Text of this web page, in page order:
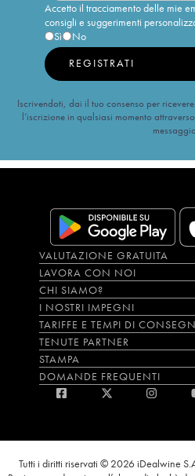
Accetto il tracciamento delle mie
consigli e suggerimenti
Sì
No
REGISTRATI
Iscrivendoti, dai il tuo consenso per
l’iscrizione in qualsiasi momento
VALUTAZIONE GRATUITA
LAVORA CON NOI
CHI SIAMO?
I NOSTRI IMPEGNI
TARIFFE E TEMPI DI
TENUTE PARTNER
STAMPA
DOMANDE FREQUENTI
Tutti i diritti riservati © 2026 iDealwine